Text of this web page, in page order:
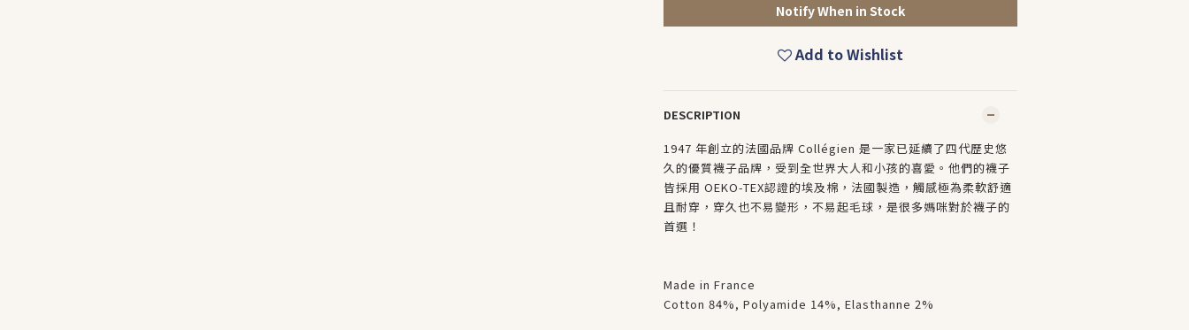
Notify When in Stock
Add to Wishlist
DESCRIPTION
1947 年創立的法國品牌 Collégien 是一家已延續了四代歷史悠
久的優質襪子品牌，受到全世界大人和小孩的喜愛。他們的襪子
皆採用 OEKO-TEX認證的埃及棉，法國製造，觸感極為柔軟舒適
且耐穿，穿久也不易變形，不易起毛球，是很多媽咪對於襪子的
首選！
Made in France
Cotton 84%, Polyamide 14%, Elasthanne 2%